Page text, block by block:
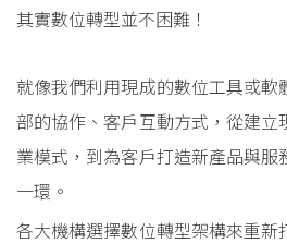
其實數位轉型並不困難！
就像我們利用現成的數位工具或軟
部的協作、客戶互動方式，從建立
業模式，到為客戶打造新產品與服
一環。
各大機構選擇數位轉型架構來重新